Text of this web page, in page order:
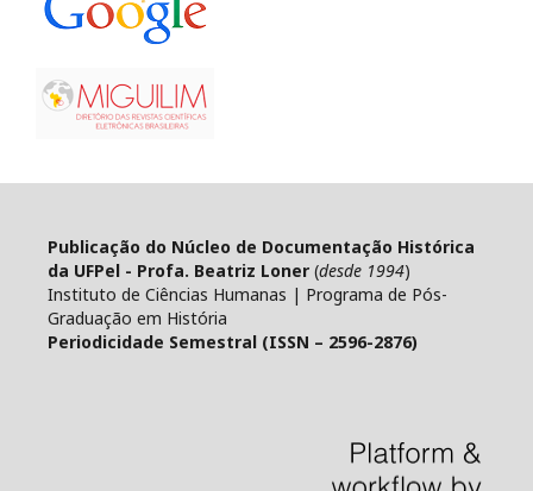
Publicação do Núcleo de Documentação Histórica
da UFPel - Profa. Beatriz Loner (desde 1994)
Instituto de Ciências Humanas | Programa de Pós-
Graduação em História
Periodicidade Semestral (ISSN – 2596-2876)